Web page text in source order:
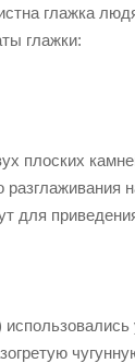
глажка
глажки:
плоских
для
использовались